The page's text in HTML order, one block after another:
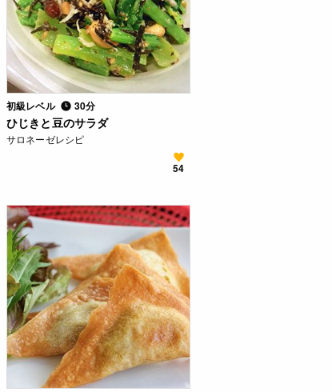
初級レベル 30分
ひじきと豆のサラダ
サロネーゼレシピ
54